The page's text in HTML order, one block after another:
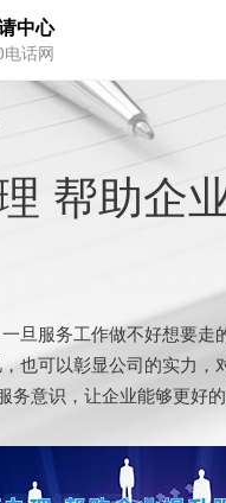
中心
话网
帮助企
服务工作做不好想要走
也可以彰显公司的实力
意识，让企业能够更好的